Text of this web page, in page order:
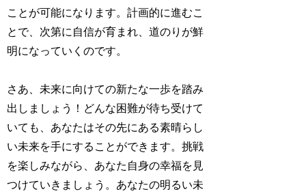
ことが可能になります。計画的に進むこ
とで、次第に自信が育まれ、道のりが鮮
明になっていくのです。
さあ、未来に向けての新たな一歩を踏み
出しましょう！どんな困難が待ち受けて
いても、あなたはその先にある素晴らし
い未来を手にすることができます。挑戦
を楽しみながら、あなた自身の幸福を見
つけていきましょう。あなたの明るい未